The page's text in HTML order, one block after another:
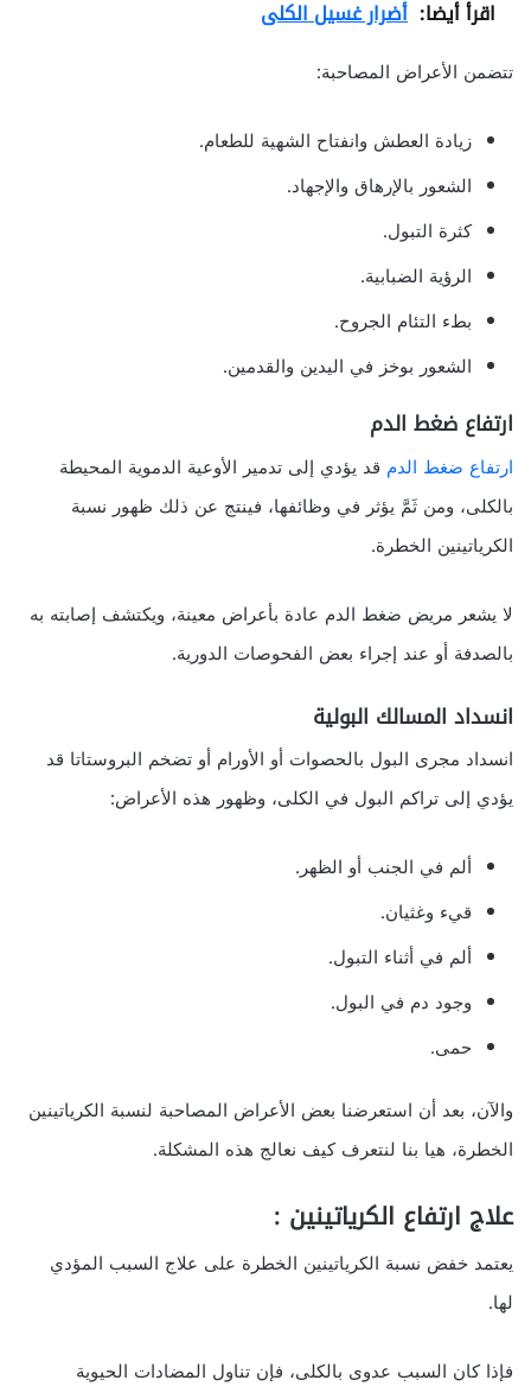
اقرأ أيضا: أضرار غسيل الكلى
تتضمن الأعراض المصاحبة:
زيادة العطش وانفتاح الشهية للطعام.
الشعور بالإرهاق والإجهاد.
كثرة التبول.
الرؤية الضبابية.
بطء التئام الجروح.
الشعور بوخز في اليدين والقدمين.
ارتفاع ضغط الدم
ارتفاع ضغط الدم قد يؤدي إلى تدمير الأوعية الدموية المحيطة
بالكلى، ومن ثَمَّ يؤثر في وظائفها، فينتج عن ذلك ظهور نسبة
الكرياتينين الخطرة.
لا يشعر مريض ضغط الدم عادة بأعراض معينة، ويكتشف إصابته به
بالصدفة أو عند إجراء بعض الفحوصات الدورية.
انسداد المسالك البولية
انسداد مجرى البول بالحصوات أو الأورام أو تضخم البروستاتا قد
يؤدي إلى تراكم البول في الكلى، وظهور هذه الأعراض:
ألم في الجنب أو الظهر.
قيء وغثيان.
ألم في أثناء التبول.
وجود دم في البول.
حمى.
والآن، بعد أن استعرضنا بعض الأعراض المصاحبة لنسبة الكرياتينين
الخطرة، هيا بنا لنتعرف كيف نعالج هذه المشكلة.
علاج ارتفاع الكرياتينين :
يعتمد خفض نسبة الكرياتينين الخطرة على علاج السبب المؤدي
لها.
فإذا كان السبب عدوى بالكلى، فإن تناول المضادات الحيوية